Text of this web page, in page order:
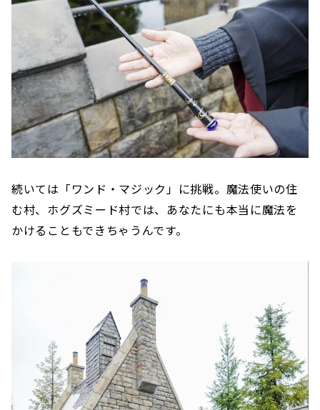
続いては「ワンド・マジック」に挑戦。魔法使いの住
む村、ホグズミード村では、あなたにも本当に魔法を
かけることもできちゃうんです。